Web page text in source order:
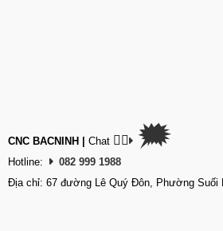
CNC BACNINH Chat 👉🏽 🗯
Hotline:
082 999 1988
Địa chỉ: 67 đường Lê Quý Đôn, Phường Suối